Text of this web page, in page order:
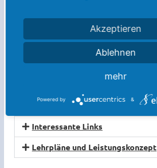
Die Unterstufe
Die Mittelstufe
Projekte und Ausstellungen
Interessante Links
Lehrpläne und Leistungskonzept
Akzeptieren
Ablehnen
mehr
Powered by &